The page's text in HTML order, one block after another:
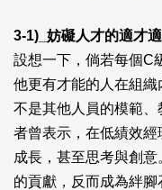
3-1)_ 妨礙人才的適才
設想一下，倘若每個C
他更有才能的人在組
不是其他人員的模範
者曾表示，在低績效
成長，甚至思考與創
的貢獻，反而成為絆腳